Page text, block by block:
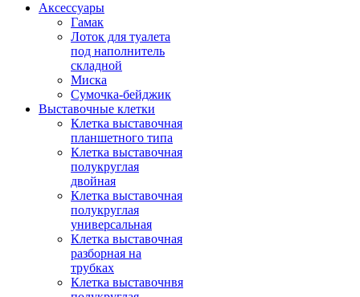
Аксессуары
Гамак
Лоток для туалета
под наполнитель
складной
Миска
Сумочка-бейджик
Выставочные клетки
Клетка выставочная
планшетного типа
Клетка выставочная
полукруглая
двойная
Клетка выставочная
полукруглая
универсальная
Клетка выставочная
разборная на
трубках
Клетка выставочнвя